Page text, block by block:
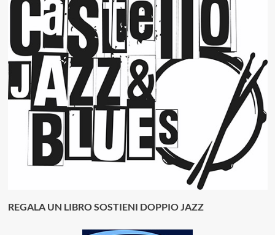
REGALA UN LIBRO SOSTIENI DOPPIO JAZZ